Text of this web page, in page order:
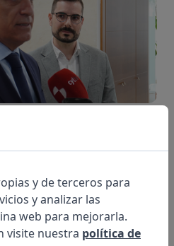
la actividad tecnológica que
y el soporte que damos a
que trabajan a nivel
diariamente conArchivex
García Carbayo ha
y de terceros para
y analizar las
web para mejorarla.
visite nuestra política de